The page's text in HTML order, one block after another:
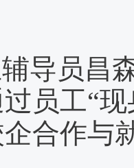
导员昌
员工“
合作与